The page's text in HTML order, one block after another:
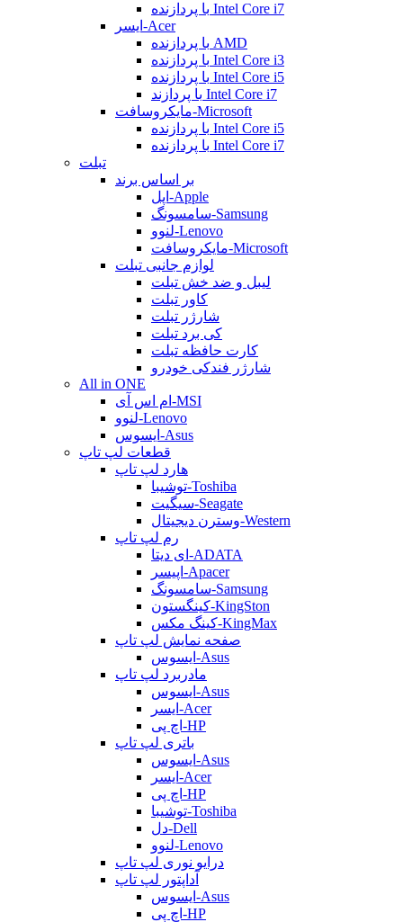
با پردازنده Intel Core i7
ایسر-Acer
با پردازنده AMD
با پردازنده Intel Core i3
با پردازنده Intel Core i5
با پردازند Intel Core i7
مایکروسافت-Microsoft
با پردازنده Intel Core i5
با پردازنده Intel Core i7
تبلت
بر اساس برند
اپل-Apple
سامسونگ-Samsung
لنوو-Lenovo
مایکروسافت-Microsoft
لوازم جانبی تبلت
لیبل و ضد خش تبلت
کاور تبلت
شارژر تبلت
کی برد تبلت
کارت حافظه تبلت
شارژر فندکی خودرو
All in ONE
ام اس آی-MSI
لنوو-Lenovo
ایسوس-Asus
قطعات لپ تاپ
هارد لپ تاپ
توشیبا-Toshiba
سیگیت-Seagate
وسترن دیجیتال-Western
رم لپ تاپ
ای دیتا-ADATA
اپیسر-Apacer
سامسونگ-Samsung
کینگستون-KingSton
کینگ مکس-KingMax
صفحه نمایش لپ تاپ
ایسوس-Asus
مادربرد لپ تاپ
ایسوس-Asus
ایسر-Acer
اچ پی-HP
باتری لپ تاپ
ایسوس-Asus
ایسر-Acer
اچ پی-HP
توشیبا-Toshiba
دل-Dell
لنوو-Lenovo
درایو نوری لپ تاپ
آداپتور لپ تاپ
ایسوس-Asus
اچ پی-HP